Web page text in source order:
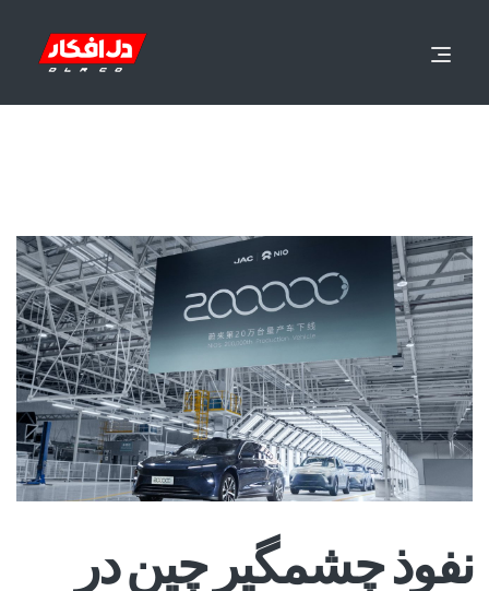
نفوذ چشمگیر چین در